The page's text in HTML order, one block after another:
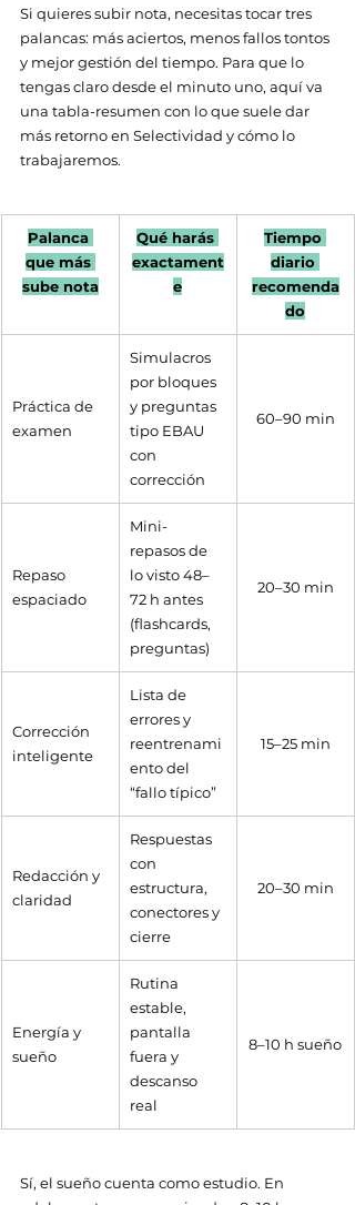
Si quieres subir nota, necesitas tocar tres
palancas: más aciertos, menos fallos tontos
y mejor gestión del tiempo. Para que lo
tengas claro desde el minuto uno, aquí va
una tabla-resumen con lo que suele dar
más retorno en Selectividad y cómo lo
trabajaremos.
Palanca
que más
sube nota
Qué harás
exactament
e
Tiempo
diario
recomenda
do
Práctica de
examen
Simulacros
por bloques
y preguntas
tipo EBAU
con
corrección
60–90 min
Repaso
espaciado
Mini-
repasos de
lo visto 48–
72 h antes
(flashcards,
preguntas)
20–30 min
Corrección
inteligente
Lista de
errores y
reentrenami
ento del
“fallo típico”
15–25 min
Redacción y
claridad
Respuestas
con
estructura,
conectores y
cierre
20–30 min
Energía y
sueño
Rutina
estable,
pantalla
fuera y
descanso
real
8–10 h sueño
Sí, el sueño cuenta como estudio. En